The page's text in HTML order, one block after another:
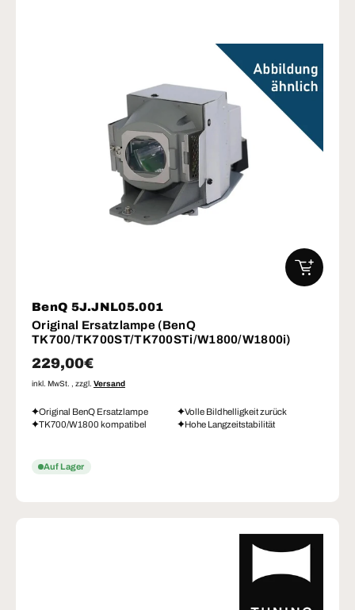
BenQ 5J.JNL05.001
Original Ersatzlampe (BenQ
TK700/TK700ST/TK700STi/W1800/W1800i)
Normaler Preis
229,00€
inkl. MwSt. , zzgl. Versand
Original BenQ Ersatzlampe
Volle Bildhelligkeit zurück
TK700/W1800 kompatibel
Hohe Langzeitstabilität
Auf Lager
IN DEN